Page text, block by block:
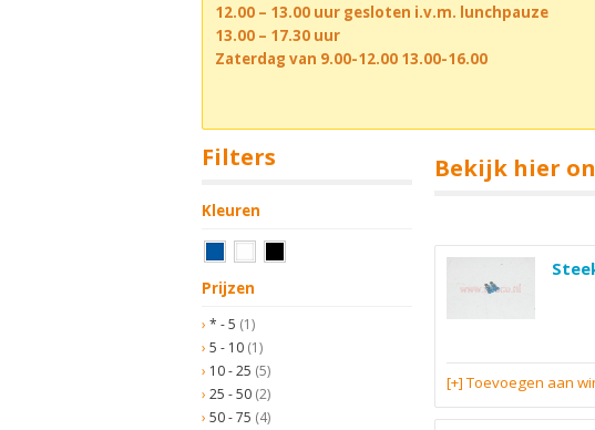
12.00 – 13.00 uur gesloten i.v.m. lunchpauze
13.00 – 17.30 uur
Zaterdag van 9.00-12.00 13.00-16.00
Filters
Kleuren
Prijzen
* - 5 (1)
5 - 10 (1)
10 - 25 (5)
25 - 50 (2)
50 - 75 (4)
Bekijk hier
[+] Toevoegen aan